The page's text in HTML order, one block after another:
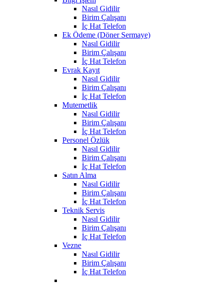
Nasıl Gidilir
Birim Çalışanı
İç Hat Telefon
Ek Ödeme (Döner Sermaye)
Nasıl Gidilir
Birim Çalışanı
İç Hat Telefon
Evrak Kayıt
Nasıl Gidilir
Birim Çalışanı
İç Hat Telefon
Mutemetlik
Nasıl Gidilir
Birim Çalışanı
İç Hat Telefon
Personel Özlük
Nasıl Gidilir
Birim Çalışanı
İç Hat Telefon
Satın Alma
Nasıl Gidilir
Birim Çalışanı
İç Hat Telefon
Teknik Servis
Nasıl Gidilir
Birim Çalışanı
İç Hat Telefon
Vezne
Nasıl Gidilir
Birim Çalışanı
İç Hat Telefon